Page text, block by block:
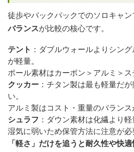
徒歩やバックパックでのソロキャン
バランスが比較の核心です。
テント ：ダブルウォールよりシン
が軽量。
ポール素材はカーボン＞アルミ＞
クッカー ：チタン製は最も軽量だ
い。
アルミ製はコスト・重量のバランス
シュラフ ：ダウン素材は化繊より
湿気に弱いため保管方法に注意が必
「軽さ」だけを追うと耐久性や快